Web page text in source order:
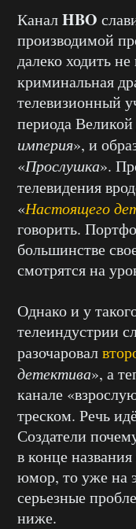
КаналHBO
производимой
далеко ходить
криминальная
телевизионный
периода
империя», и
«Прослушка».
телевидения
«Настоящего
говорить.
большинстве
смотрятся на
Однако и у
телеиндустрии
разочаровал
детектива», а
канале
треском. Речь
Создатели
в конце
юмор, то уже на
серьезные
ниже.